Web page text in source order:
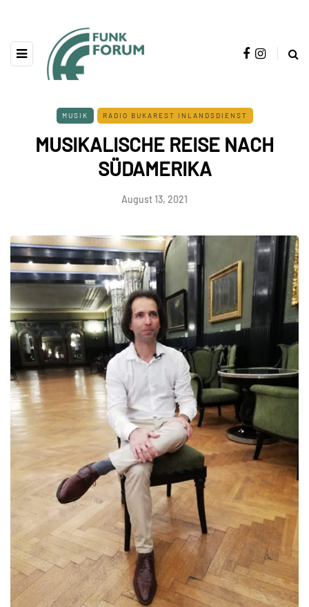
MUSIK RADIO BUKAREST INLANDSDIENST
MUSIKALISCHE REISE NACH
SÜDAMERIKA
August 13, 2021